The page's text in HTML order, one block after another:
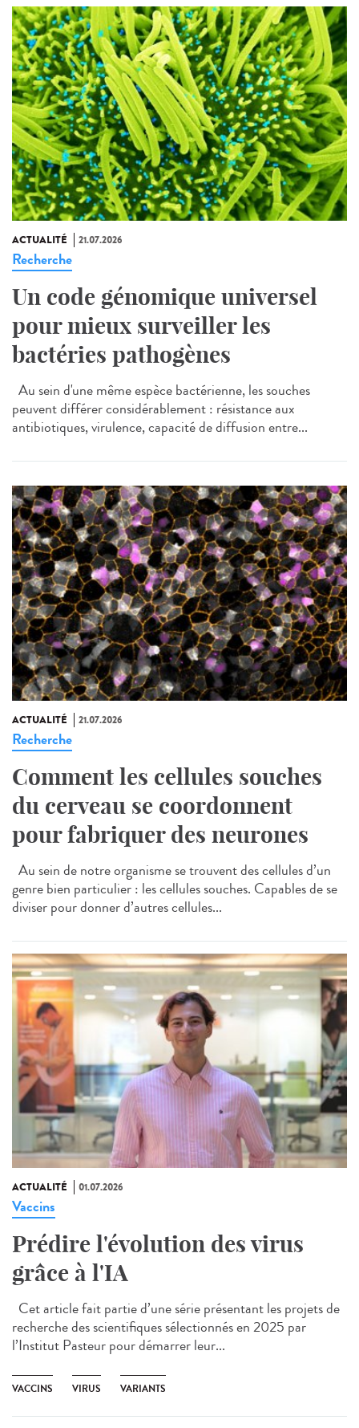
ACTUALITÉ 21.07.2026
Recherche
Un code génomique universel
pour mieux surveiller les
bactéries pathogènes
Au sein d'une même espèce bactérienne, les souches
peuvent différer considérablement : résistance aux
antibiotiques, virulence, capacité de diffusion entre...
ACTUALITÉ 21.07.2026
Recherche
Comment les cellules souches
du cerveau se coordonnent
pour fabriquer des neurones
Au sein de notre organisme se trouvent des cellules d’un
genre bien particulier : les cellules souches. Capables de se
diviser pour donner d’autres cellules...
ACTUALITÉ 01.07.2026
Vaccins
Prédire l'évolution des virus
grâce à l'IA
Cet article fait partie d’une série présentant les projets de
recherche des scientifiques sélectionnés en 2025 par
l’Institut Pasteur pour démarrer leur...
VACCINS VIRUS VARIANTS